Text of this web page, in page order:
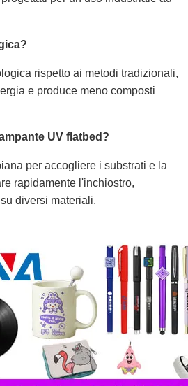
rispetto ai metodi tradizionali,
e produce meno composti
UV flatbed?
per accogliere i substrati e la
rapidamente l'inchiostro,
diversi materiali.